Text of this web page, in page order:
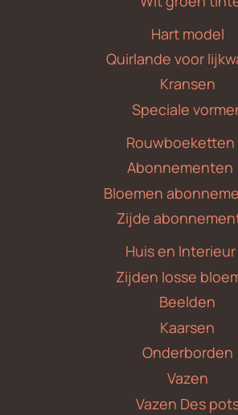
Hart model
Quirlande voor
Kransen
Speciale
Rouwboeketten
Abonnementen
Bloemen
Zijde
Huis en Interieur
Zijden losse
Beelden
Kaarsen
Onderborden
Vazen
Vazen Des